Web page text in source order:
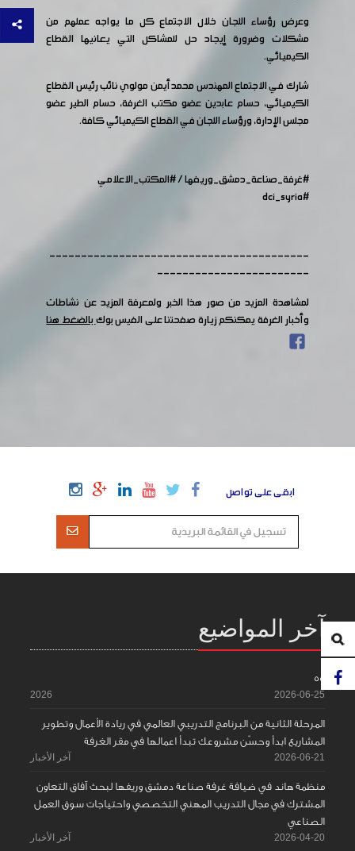
وعرض رؤساء اللجان خلال الاجتماع كل ما يواجه عملهم من
مشكلات وضرورة إيجاد حل للمشاكل التي يعانيها القطاع
الكيميائي.
شارك في الاجتماع المهندس محمد أيمن مولوي نائب رئيس القطاع
الكيميائي، حسام عابدين عضو مكتب الغرفة، حسام الطير عضو
مجلس الإدارة، ورؤساء اللجان في القطاع الكيميائي كافة.
#غرفة_صناعة_دمشق_وريفها/#المكتب_الاعلامي
#dci_syria
-----------------------------------------
------------------------
لمشاهدة المزيد من صور هذا الخبر ولمعرفة المزيد عن نشاطات
وأخبار الغرفة يمكنكم زيارة صفحتنا على الفيس بوكبالضغط هنا
ابقى على تواصل
آخر المواضيع
55
2026-06-25
2026
المرحلة الثانية من البرنامج التدريبي العالمي في ريادة الأعمال وتطوير
المشاريع ابدأ وحسّن مشروعك تبدأ اعمالها في مقر الغرفة
2026-06-21 آخر الأخبار
منظمة هاند في ضيافة غرفة صناعة دمشق وريفها لبحث آفاق التعاون
المشترك في مجال التدريب المهني التخصصي واحتياجات سوق العمل
الصناعي
2026-04-20 آخر الأخبار